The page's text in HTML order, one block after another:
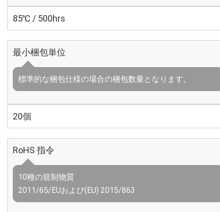
85℃ / 500hrs
最小梱包単位
標準的な梱包仕様の場合の梱包数量となります。
20個
RoHS 指令
10種の規制物質
2011/65/EUおよび(EU) 2015/863